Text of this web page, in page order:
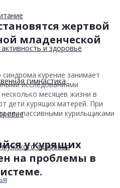
и здоровье
гимнастика
здоровья
жертвой
младенческой
курение занимает
исследованиями
месяцев жизни в
дети курящих матерей. При
или пассивными курильщиками
у курящих
на проблемы в